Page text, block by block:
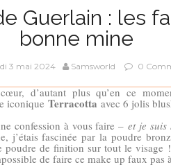
Guerlain : les
bonne mine
3 mai 2024 Samsworld 0
d’autant plus qu’en ce
iconique Terracotta avec 6 jolis
confession à vous faire –et je suis
j’étais fascinée par la poudre
de finition sur tout le visage
de faire ce make up faux pas